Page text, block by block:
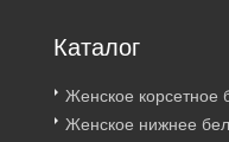
Каталог
Женское корсетное
Женское нижнее